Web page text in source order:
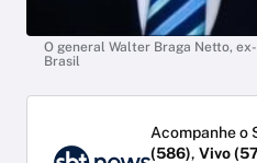
O general Walter Braga Netto,
Brasil
Acompanhe o
(586), Vivo